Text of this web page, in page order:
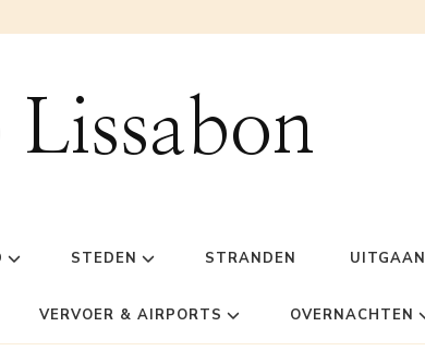
STEDEN STRANDEN UITGAAN
VERVOER & AIRPORTS OVERNACHTEN